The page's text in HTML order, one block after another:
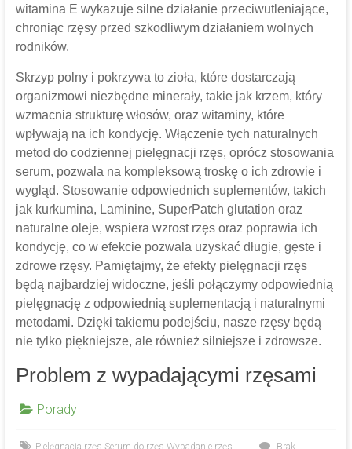
witamina E wykazuje silne działanie przeciwutleniające,
chroniąc rzęsy przed szkodliwym działaniem wolnych
rodników.
Skrzyp polny i pokrzywa to zioła, które dostarczają
organizmowi niezbędne minerały, takie jak krzem, który
wzmacnia strukturę włosów, oraz witaminy, które
wpływają na ich kondycję. Włączenie tych naturalnych
metod do codziennej pielęgnacji rzęs, oprócz stosowania
serum, pozwala na kompleksową troskę o ich zdrowie i
wygląd. Stosowanie odpowiednich suplementów, takich
jak kurkumina, Laminine, SuperPatch glutation oraz
naturalne oleje, wspiera wzrost rzęs oraz poprawia ich
kondycję, co w efekcie pozwala uzyskać długie, gęste i
zdrowe rzęsy. Pamiętajmy, że efekty pielęgnacji rzęs
będą najbardziej widoczne, jeśli połączymy odpowiednią
pielęgnację z odpowiednią suplementacją i naturalnymi
metodami. Dzięki takiemu podejściu, nasze rzęsy będą
nie tylko piękniejsze, ale również silniejsze i zdrowsze.
Problem z wypadającymi rzęsami
Porady
Pielęgnacja rzęs Serum do rzęs Wypadanie rzęs Brak